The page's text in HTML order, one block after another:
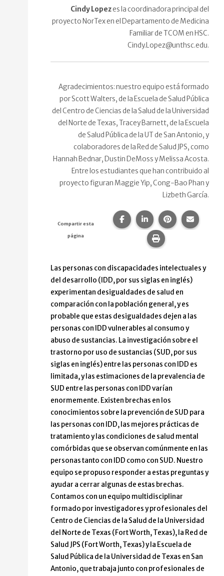
Cindy Lopezes la coordinadora principal del
proyecto NorTex en el Departamento de Medicina
Familiar de TCOM en HSC.
Cindy.Lopez@unthsc.edu.
Agradecimientos: nuestro equipo está formado
por Scott Walters, de la Escuela de Salud Pública
del Centro de Ciencias de la Salud de la Universidad
del Norte de Texas, Tracey Barnett, de la Escuela
de Salud Pública de la UT de San Antonio, y
colaboradores de la Red de Salud JPS, como
Hannah Bednar, Dustin DeMoss y Melissa Acosta.
Entre los estudiantes que han contribuido al
proyecto figuran Maggie Yip, Cong-Bao Phan y
Lizbeth García.
Compartir esta
página
Compartir esta página en
Compartir esta
Compartir
Imprime esta
Las personas con discapacidades intelectuales y
del desarrollo (IDD, por sus siglas en inglés)
experimentan desigualdades de salud en
comparación con la población general, y es
probable que estas desigualdades dejen a las
personas con IDD vulnerables al consumo y
abuso de sustancias. La investigación sobre el
trastorno por uso de sustancias (SUD, por sus
siglas en inglés) entre las personas con IDD es
limitada, y las estimaciones de la prevalencia de
SUD entre las personas con IDD varían
enormemente. Existen brechas en los
conocimientos sobre la prevención de SUD para
las personas con IDD, las mejores prácticas de
tratamiento y las condiciones de salud mental
comórbidas que se observan comúnmente en las
personas tanto con IDD como con SUD. Nuestro
equipo se propuso responder a estas preguntas y
ayudar a cerrar algunas de estas brechas.
Contamos con un equipo multidisciplinar
formado por investigadores y profesionales del
Centro de Ciencias de la Salud de la Universidad
del Norte de Texas (Fort Worth, Texas), la Red de
Salud JPS (Fort Worth, Texas) y la Escuela de
Salud Pública de la Universidad de Texas en San
Antonio, que trabaja junto con profesionales de